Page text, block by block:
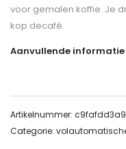
voor gemalen koffie. Je
kop decafé.
Aanvullende informatie
Artikelnummer:
Categorie: